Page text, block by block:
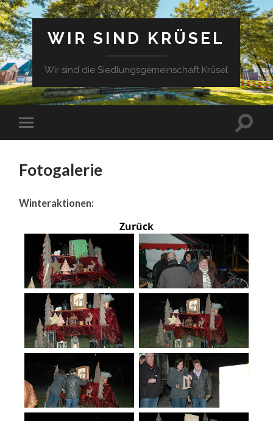
WIR SIND KRÜSEL
Wir sind die Siedlungsgemeinschaft Krüsel
Fotogalerie
Winteraktionen:
Zurück